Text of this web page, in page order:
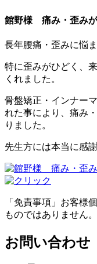
館野様 痛み・歪みが
長年腰痛・歪みに悩
特に歪みがひどく、
くれました。
骨盤矯正・インナー
れた事により、痛み
りました。
先生方には本当に感
「免責事項」お客様
ものではありません。
お問い合わせ